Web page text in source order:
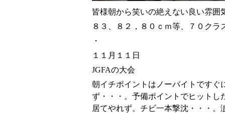
皆様朝から笑いの絶えない良い雰
８３、８２，８０ｃｍ等、７０クラ
・
１１月１１日
JGFAの大会
朝イチポイントはノーバイトですぐ
ず・・・。予備ポイントでヒットし
居てやれず。チビ一本撃沈・・・。